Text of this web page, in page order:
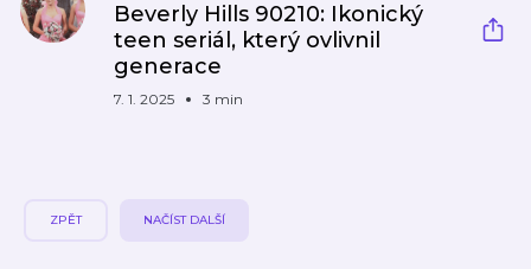
Beverly Hills 90210: Ikonický
teen seriál, který ovlivnil
generace
7. 1. 2025 3 min
ZPĚT NAČÍST DALŠÍ